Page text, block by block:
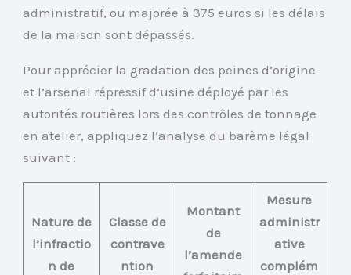
administratif, ou majorée à 375 euros si les délais
de la maison sont dépassés.
Pour apprécier la gradation des peines d’origine
et l’arsenal répressif d’usine déployé par les
autorités routières lors des contrôles de tonnage
en atelier, appliquez l’analyse du barème légal
suivant :
Nature de
l’infractio
n de
Classe de
contrave
ntion
Montant
de
l’amende
Mesure
administr
ative
complém